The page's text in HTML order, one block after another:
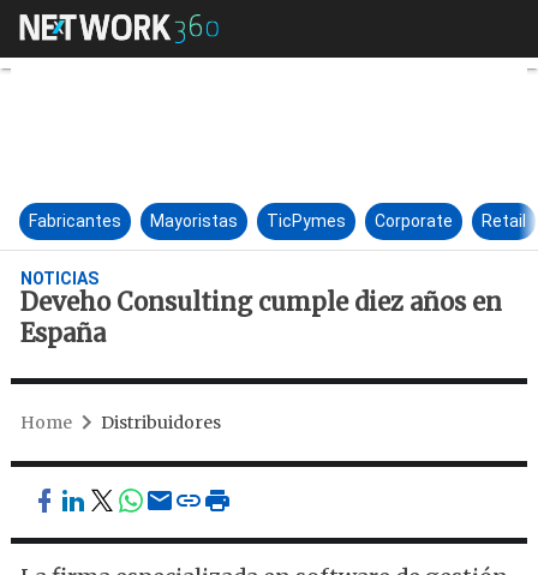
Deveho Consulting cumple
Fabricantes Mayoristas TicPymes Corporate Retail
NOTICIAS
Deveho Consulting cumple diez años en
España
Home Distribuidores